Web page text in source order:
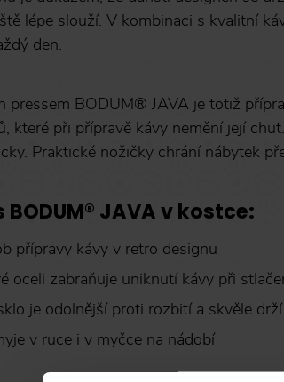
lépe slouží. V kombinaci s kvalitní
den.
pressem BODUM®️ JAVA je totiž
které při přípravě kávy nemění její
Praktické nožičky chrání nábytek
JAVA v kostce:
přípravy kávy v retro designu
oceli zabraňuje uniknutí kávy při
je odolnější proti rozbití a skvěle
v ruce i v myčce na nádobí